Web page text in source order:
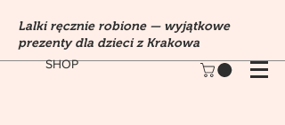
SHOP
Lalki ręcznie robione — wyjątkowe
prezenty dla dzieci z Krakowa